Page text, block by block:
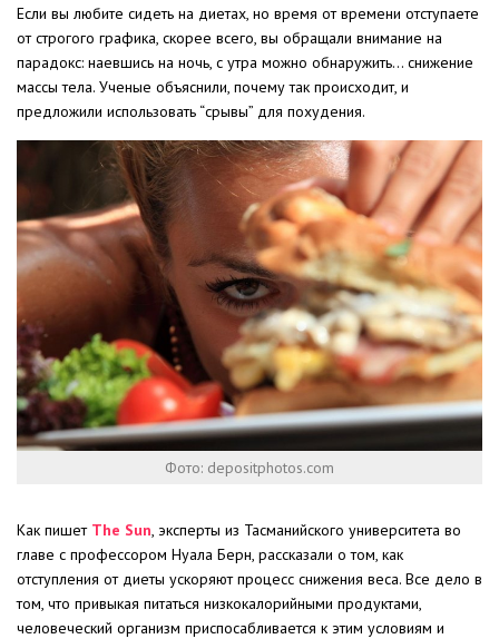
ЗДОРОВЬЕ И КРАСОТА
ДОМ И ЕДА
Если вы любите сидеть на диетах, но время от времени отступаете
от строгого графика, скорее всего, вы обращали внимание на
парадокс: наевшись на ночь, с утра можно обнаружить… снижение
массы тела. Ученые объяснили, почему так происходит, и
предложили использовать “срывы” для похудения.
Фото: depositphotos.com
Как пишет The Sun, эксперты из Тасманийского университета во
главе с профессором Нуала Берн, рассказали о том, как
отступления от диеты ускоряют процесс снижения веса. Все дело в
том, что привыкая питаться низкокалорийными продуктами,
человеческий организм приспосабливается к этим условиям и